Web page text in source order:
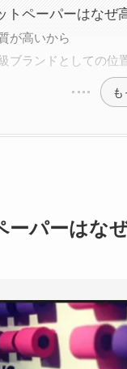
トペーパーはなぜ
が高いから
ブランドとしての位
パーはな